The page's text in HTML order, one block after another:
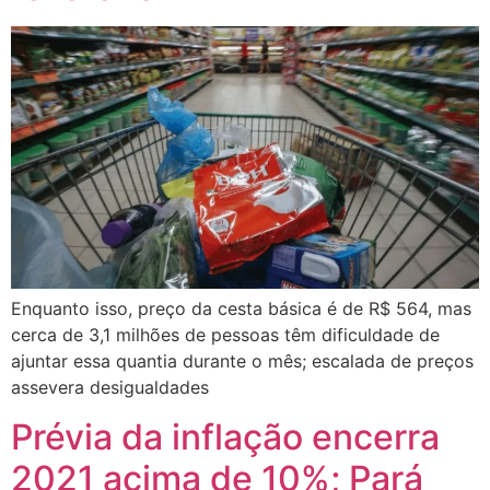
Enquanto isso, preço da cesta básica é de R$ 564, mas
cerca de 3,1 milhões de pessoas têm dificuldade de
ajuntar essa quantia durante o mês; escalada de preços
assevera desigualdades
Prévia da inflação encerra
2021 acima de 10%; Pará